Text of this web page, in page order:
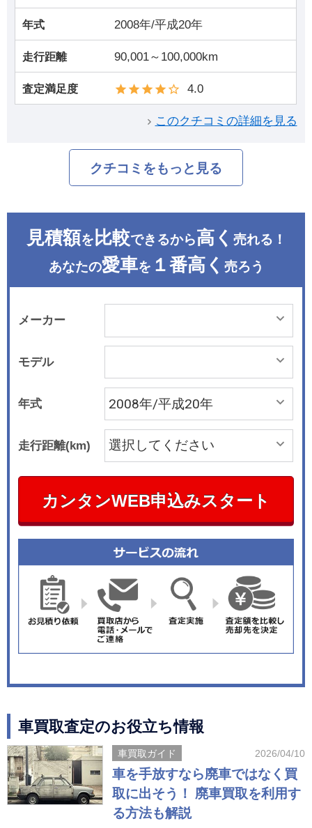
年式 2008年/平成20年
走行距離 90,001～100,000km
査定満足度 4.0
このクチコミの詳細を見る
クチコミをもっと見る
見積額を 比較できるから高く 売れる！
あなたの愛車を １番高く 売ろう
メーカー
モデル
年式
走行距離(km)
カンタンWEB申込みスタート
車買取査定のお役立ち情報
車買取ガイド 2026/04/10
車を手放すなら廃車ではなく買
取に出そう！ 廃車買取を利用す
る方法も解説